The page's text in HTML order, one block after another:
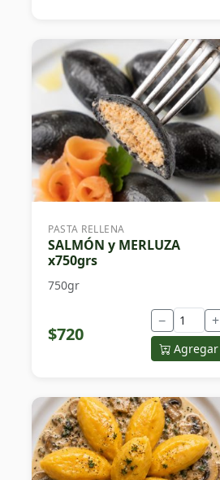
PASTA RELLENA
SALMÓN y MERLUZA
x750grs
750gr
$720
− +
Agregar